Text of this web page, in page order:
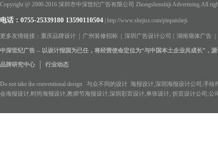
Copyright @ 2000-2016 深圳市中深世纪广告有限公司 Zhongshenshiji Advertising.All
电话：0755-25339180 13590110504 | http://www.shejisz.com/pinpaisheji
更多友情链接： 重庆品牌设计 | 广州装修招标 | 深圳广告设计公司 | 湖南墙体广告 |
中深世纪广告 -- 以设计报国为已任， 将经营使命定位为“与中国本土企业共成长”，
品牌研究中心 行业动态
Do not take the conventional design 与众不同的设计 海报设计,深圳海报设计公司,
会海报设计,时尚海报设计,教师节海报设计 ,深圳彩页设计,单张设计, 折页设计公司,